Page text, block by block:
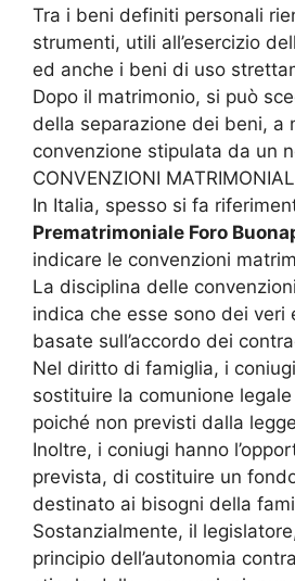
Tra i beni definiti personali
strumenti, utili all’esercizio
ed anche i beni di uso
Dopo il matrimonio, si può
della separazione dei beni, a
convenzione stipulata da un
CONVENZIONI
In Italia, spesso si fa
Prematrimoniale Foro
indicare le convenzioni
La disciplina delle
indica che esse sono dei veri
basate sull’accordo dei
Nel diritto di famiglia, i
sostituire la comunione
poiché non previsti dalla
Inoltre, i coniugi hanno
prevista, di costituire un
destinato ai bisogni della
Sostanzialmente, il
principio dell’autonomia